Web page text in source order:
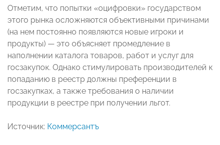
Отметим, что попытки «оцифровки» государством
этого рынка осложняются объективными причинами
(на нем постоянно появляются новые игроки и
продукты) — это объясняет промедление в
наполнении каталога товаров, работ и услуг для
госзакупок. Однако стимулировать производителей к
попаданию в реестр должны преференции в
госзакупках, а также требования о наличии
продукции в реестре при получении льгот.
Источник: Коммерсантъ